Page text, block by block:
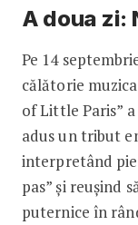
A doua zi:
Pe 14
călătorie
of Little Paris”
adus un tribut
interpretând
pas” și reușind
puternice în